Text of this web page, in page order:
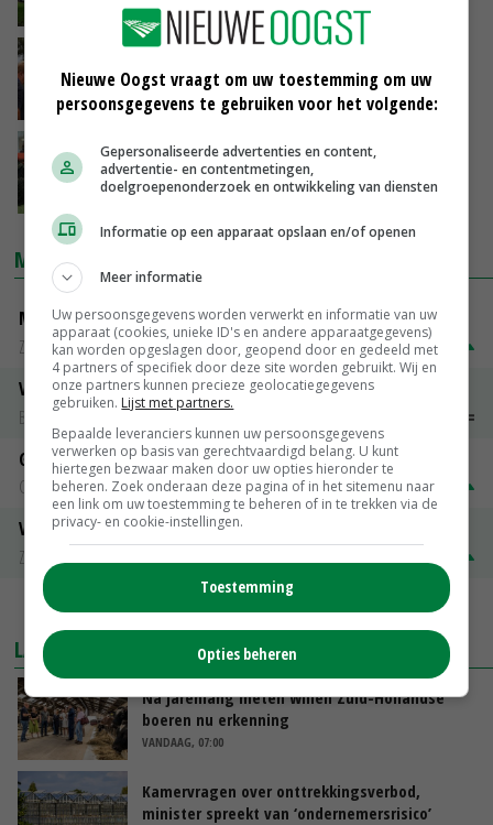
29-08-2022
teeltrendement opvoeren
19-08-2022
Kunstmestproducent OCI boekt meer omzet
dankzij hogere prijzen
02-08-2022
MARKTPRIJZEN
Magere melkpoeder
Zuivel NL
€ 269,00 € 7,00
Vleeskuikens 2001-2600 gr
Barneveld
Gerst
Groningen
€ 197,00
€ 2,00
Volle melkpoeder
Zuivel NL
€ 345,00 € 20,00
MEER MARKTPRIJZEN
LAATSTE NIEUWS
Na jarenlang meten willen Zuid-Hollandse
boeren nu erkenning
VANDAAG, 07:00
Kamervragen over onttrekkingsverbod,
minister spreekt van ‘ondernemersrisico’
Nieuwe Oogst vraagt om uw toestemming om uw
persoonsgegevens te gebruiken voor het volgende:
Gepersonaliseerde advertenties en content,
advertentie- en contentmetingen,
doelgroepenonderzoek en ontwikkeling van diensten
Informatie op een apparaat opslaan en/of openen
Meer informatie
Uw persoonsgegevens worden verwerkt en informatie van uw
apparaat (cookies, unieke ID's en andere apparaatgegevens)
kan worden opgeslagen door, geopend door en gedeeld met
4 partners of specifiek door deze site worden gebruikt. Wij en
onze partners kunnen precieze geolocatiegegevens
gebruiken. Lijst met partners.
Bepaalde leveranciers kunnen uw persoonsgegevens
verwerken op basis van gerechtvaardigd belang. U kunt
hiertegen bezwaar maken door uw opties hieronder te
beheren. Zoek onderaan deze pagina of in het sitemenu naar
een link om uw toestemming te beheren of in te trekken via de
privacy- en cookie-instellingen.
Toestemming
Opties beheren